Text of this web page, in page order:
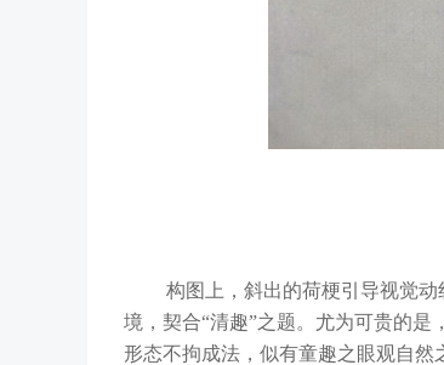
构图上，斜出的荷梗引导视觉动
境，契合“清趣”之题。尤为可贵的
形态不拘成法，似有童趣之眼观自